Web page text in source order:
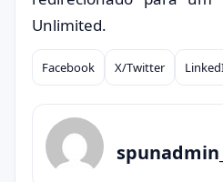
Unlimited.
Compartilhar
Facebook X/Twitter